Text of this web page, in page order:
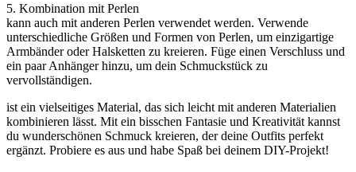
5. Kombination mit Perlen
kann auch mit anderen Perlen verwendet werden. Verwende
unterschiedliche Größen und Formen von Perlen, um einzigartige
Armbänder oder Halsketten zu kreieren. Füge einen Verschluss und
ein paar Anhänger hinzu, um dein Schmuckstück zu
vervollständigen.
ist ein vielseitiges Material, das sich leicht mit anderen Materialien
kombinieren lässt. Mit ein bisschen Fantasie und Kreativität kannst
du wunderschönen Schmuck kreieren, der deine Outfits perfekt
ergänzt. Probiere es aus und habe Spaß bei deinem DIY-Projekt!